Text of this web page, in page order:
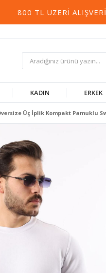
800 TL ÜZERI
KADIN ERKEK
Üç İplik Kompakt Pamuklu